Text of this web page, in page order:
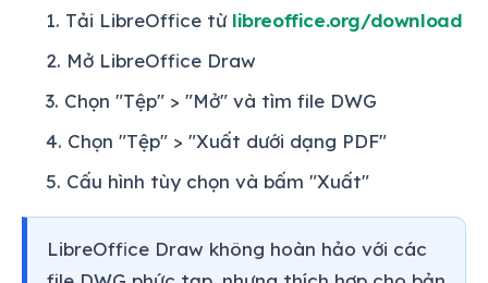
Tải LibreOffice từ libreoffice.org/download
Mở LibreOffice Draw
Chọn "Tệp" > "Mở" và tìm file DWG
Chọn "Tệp" > "Xuất dưới dạng PDF"
Cấu hình tùy chọn và bấm "Xuất"
LibreOffice Draw không hoàn hảo với các